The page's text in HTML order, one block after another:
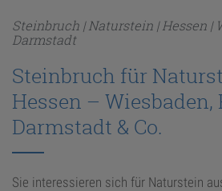
ANFRAGE
KONFIGURATOR
ONLINE-SHOP
Steinbruch | Naturstein | Hessen |
Darmstadt
Steinbruch für
Hessen – Wiesbaden,
Darmstadt & Co.
Sie interessieren sich für Naturstein